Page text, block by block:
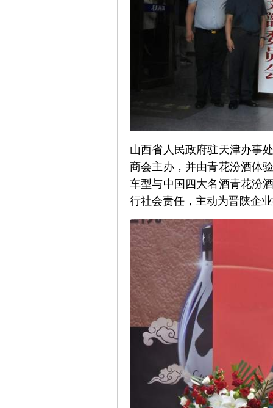
山西省人民政府驻天津办事
商会主办，并由青花汾酒体
车型与中国四大名酒青花汾
行社会责任，主动为晋陕企